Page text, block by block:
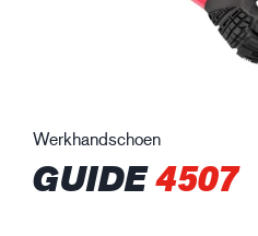
Werkhandschoen
GUIDE4507